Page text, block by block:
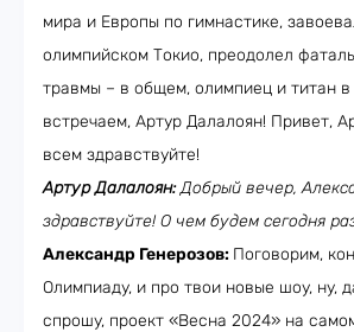
мира и Европы по гимнастике,
олимпийском Токио, преодолел
травмы – в общем, олимпиец и титан
встречаем, Артур Далалоян! Привет,
всем здравствуйте!
Артур Далалоян:Добрый вечер,
здравствуйте! О чем будем сегодня
Александр Генерозов: Поговорим,
Олимпиаду, и про твои новые шоу, ну,
спрошу, проект «Весна 2024» на